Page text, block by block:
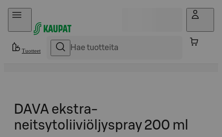
Hyppää sisältöön
Tuotteet
DAVA ekstra-
neitsytoliiviöljyspray 200 ml